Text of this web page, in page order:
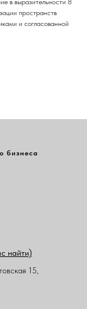
в выразительности 8
пространств
и согласованной
бизнеса
15,
найти)